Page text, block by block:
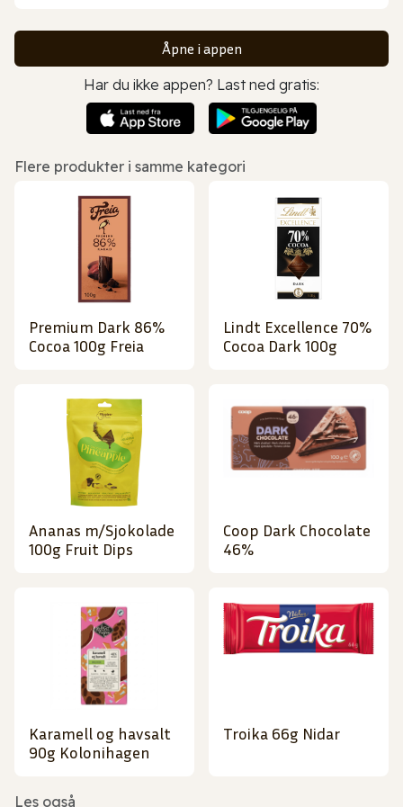
Åpne i appen
Har du ikke appen? Last ned gratis:
Flere produkter i samme kategori
Premium Dark 86%
Cocoa 100g Freia
Lindt Excellence 70%
Cocoa Dark 100g
Ananas m/Sjokolade
100g Fruit Dips
Coop Dark Chocolate
46%
Karamell og havsalt
90g Kolonihagen
Troika 66g Nidar
Les også